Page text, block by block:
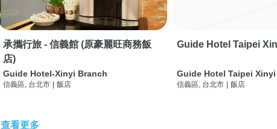
承攜行旅 - 信義館 (原豪麗旺商務飯
店)
Guide Hotel-Xinyi Branch
信義區, 台北市 | 飯店
Guide Hotel Taipei
Guide Hotel Taipei Xinyi
信義區, 台北市 | 飯店
查看更多